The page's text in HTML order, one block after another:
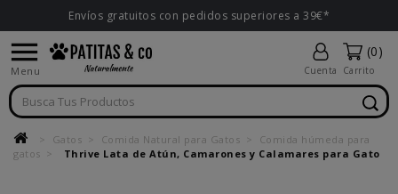
Envíos gratuitos con pedidos superiores a 39€*

Menu Cuenta
(0)
Carrito
Gatos Comida Natural para Gatos
Comida húmeda para
gatos
Thrive Lata de Atún, Camarones y Calamares para Gato